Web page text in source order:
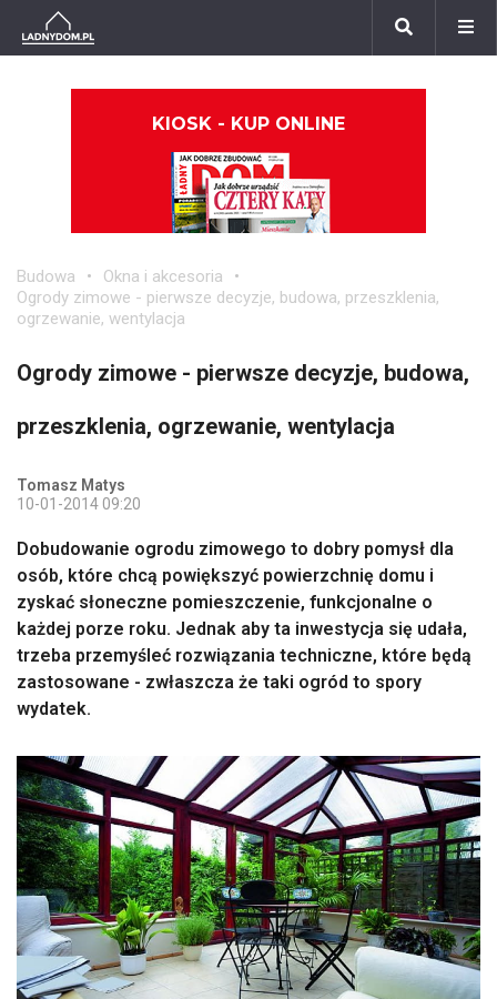
KIOSK - KUP ONLINE
Budowa
Okna i akcesoria
Ogrody zimowe - pierwsze decyzje, budowa, przeszklenia,
ogrzewanie, wentylacja
Ogrody zimowe - pierwsze decyzje, budowa,
przeszklenia, ogrzewanie, wentylacja
Tomasz Matys
10-01-2014 09:20
Dobudowanie ogrodu zimowego to dobry pomysł dla
osób, które chcą powiększyć powierzchnię domu i
zyskać słoneczne pomieszczenie, funkcjonalne o
każdej porze roku. Jednak aby ta inwestycja się udała,
trzeba przemyśleć rozwiązania techniczne, które będą
zastosowane - zwłaszcza że taki ogród to spory
wydatek.